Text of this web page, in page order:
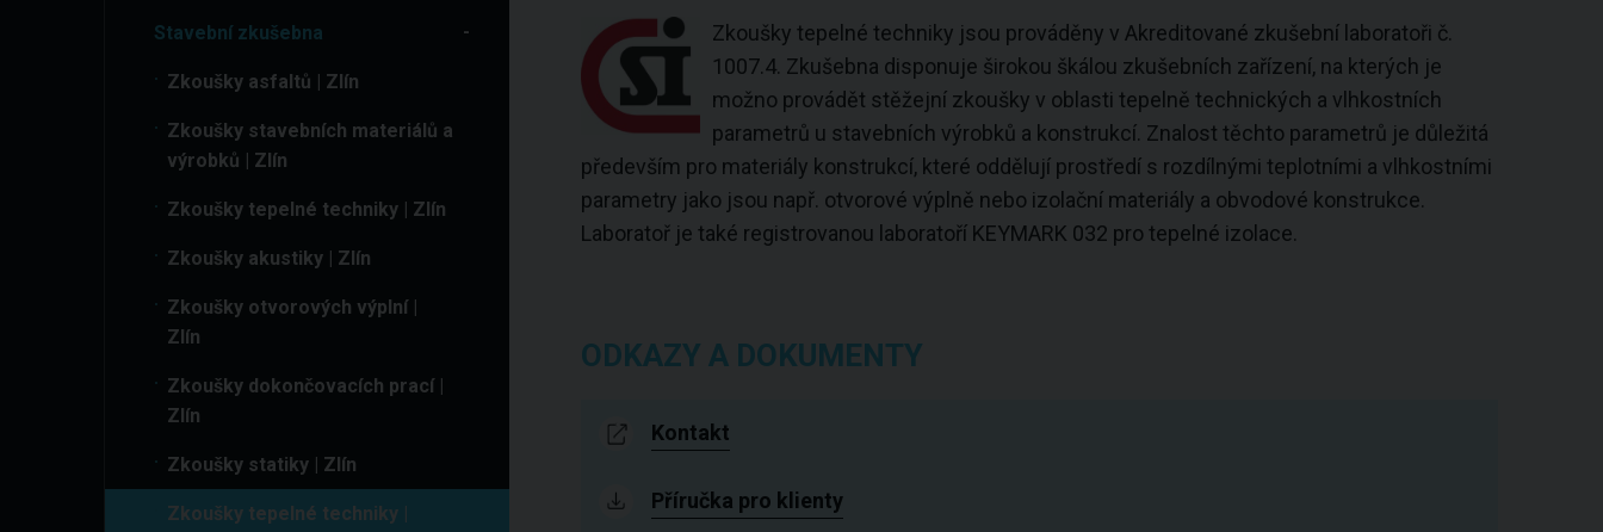
Stavební zkušebna
Zkoušky asfaltů | Zlín
Zkoušky stavebních materiálů a
výrobků | Zlín
Zkoušky tepelné techniky | Zlín
Zkoušky akustiky | Zlín
Zkoušky otvorových výplní |
Zlín
Zkoušky dokončovacích prací |
Zlín
Zkoušky statiky | Zlín
Zkoušky tepelné techniky |
Zkoušky tepelné techniky jsou prováděny v Akreditované zkušební laboratoři č.
1007.4. Zkušebna disponuje širokou škálou zkušebních zařízení, na kterých je
možno provádět stěžejní zkoušky v oblasti tepelně technických a vlhkostních
parametrů u stavebních výrobků a konstrukcí. Znalost těchto parametrů je důležitá
především pro materiály konstrukcí, které oddělují prostředí s rozdílnými teplotními a vlhkostními
parametry jako jsou např. otvorové výplně nebo izolační materiály a obvodové konstrukce.
Laboratoř je také registrovanou laboratoří KEYMARK 032 pro tepelné izolace.
ODKAZY A DOKUMENTY
Kontakt
Příručka pro klienty